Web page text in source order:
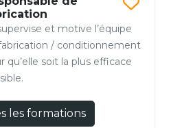
et motive l’équipe
/ conditionnement
qu’elle soit la plus efficace
les formations